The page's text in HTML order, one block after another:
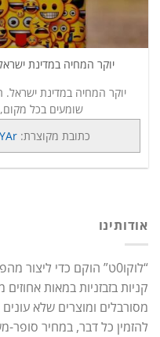
יוקר המחיה במדינת
יוקר המחיה במדינת
שומעים בכל
כתובת מקוצרת:
אודותינו
“לוקו0ט” הוקם כדי
קניות בזבזניות במאות
מסורבלים ומוצרים שלא
להזמין כל דבר, במחיר סופר-